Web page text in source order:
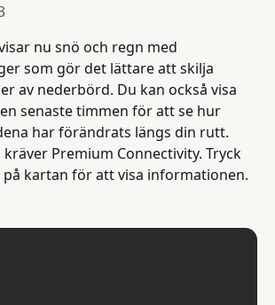
nu snö och regn med
som gör det lättare att skilja
av nederbörd. Du kan också visa
senaste timmen för att se hur
har förändrats längs din rutt.
Premium Connectivity. Tryck
på kartan för att visa informationen.